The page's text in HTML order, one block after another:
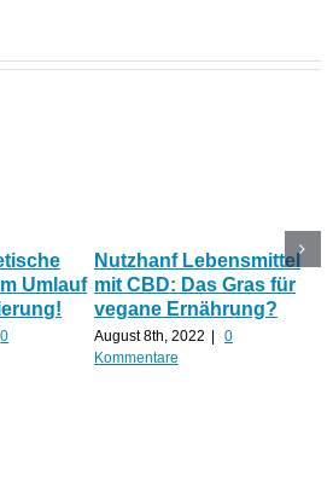
Umlauf
0
Nutzhanf Lebensmittel
mit CBD: Das Gras für
vegane Ernährung?
August 8th, 2022 |
0
Kommentare